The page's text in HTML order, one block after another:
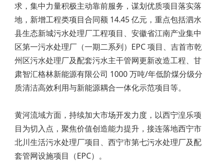
求，集中力量积极主动靠前服务，谋划优质项目落实落
地，新增工程类项目合同额 14.45 亿元，重点包括泗水
县生态新城污水处理厂工程项目、安徽省江南产业集中
区第一污水处理厂（一期二系列）EPC 项目、吉首市乾
州区污水处理厂及配套污水主干管网更新改造工程、甘
肃智汇格林新能源有限公司 1000 万吨/年低阶煤分级分
质清洁高效利用与新能源耦合一体化示范项目等。
黄河流域方面，持续加大市场开发力度，以西宁湟乐项
目为切入点，聚焦价值创造能力提升，接连落地西宁市
北川生活污水处理厂项目、西宁市第七污水处理厂及配
套管网设施项目（EPC）。